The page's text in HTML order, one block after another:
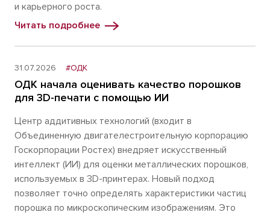
и карьерного роста.
Читать подробнее
31.07.2026 #ОДК
ОДК начала оценивать качество порошков
для 3D-печати с помощью ИИ
Центр аддитивных технологий (входит в
Объединенную двигателестроительную корпорацию
Госкорпорации Ростех) внедряет искусственный
интеллект (ИИ) для оценки металлических порошков,
используемых в 3D-принтерах. Новый подход
позволяет точно определять характеристики частиц
порошка по микроскопическим изображениям. Это